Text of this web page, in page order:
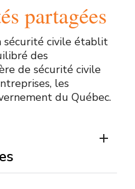
partagées
sécurité civile établit
des
de sécurité civile
les
du Québec.